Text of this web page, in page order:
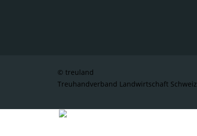
© treuland
Treuhandverband Landwirtschaft Schweiz